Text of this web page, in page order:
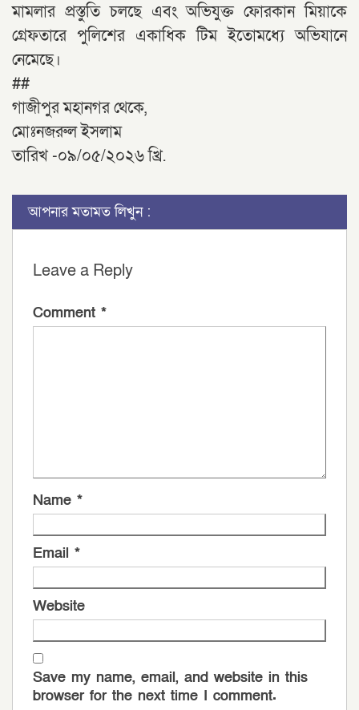
মামলার প্রস্তুতি চলছে এবং অভিযুক্ত ফোরকান মিয়াকে
গ্রেফতারে পুলিশের একাধিক টিম ইতোমধ্যে অভিযানে
নেমেছে।
##
গাজীপুর মহানগর থেকে,
মোঃনজরুল ইসলাম
তারিখ -০৯/০৫/২০২৬ খ্রি.
আপনার মতামত লিখুন :
Leave a Reply
Comment *
Name *
Email *
Website
Save my name, email, and website in this
browser for the next time I comment.